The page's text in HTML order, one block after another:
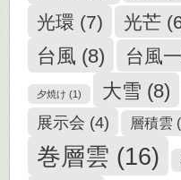
光環 (7) 光芒
台風 (8) 台風
夕焼け (1) 大雪 (8)
展示会 (4) 層積雲
巻層雲 (16)